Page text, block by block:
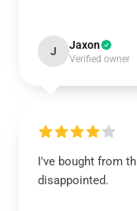
J Jaxon
Verified owner
I've bought from
disappointed.